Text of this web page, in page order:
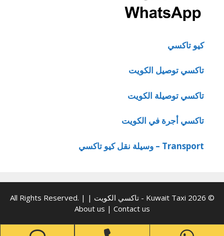
كيو تاكسي
تاكسي توصيل الكويت
تاكسي توصيلة الكويت
تاكسي أجرة في الكويت
Transport – وسيلة نقل كيو تاكسي
© 2026 Kuwait Taxi - تاكسي الكويت | All Rights Reserved. |
About us | Contact us